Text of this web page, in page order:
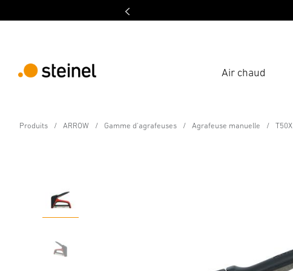
Air chaud
Produits ARROW Gamme d'agrafeuses Agrafeuse manuelle T50X